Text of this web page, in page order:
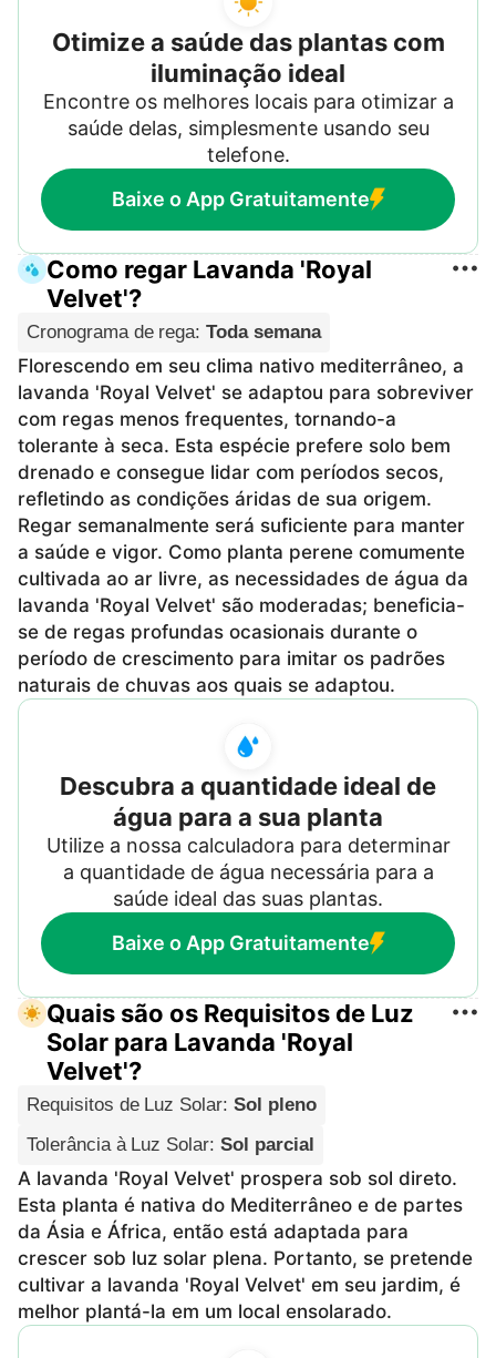
Otimize a saúde das plantas com
iluminação ideal
Encontre os melhores locais para otimizar a
saúde delas, simplesmente usando seu
telefone.
Baixe o App Gratuitamente
Como regar Lavanda 'Royal
Velvet'?
Cronograma de rega: Toda semana
Florescendo em seu clima nativo mediterrâneo, a
lavanda 'Royal Velvet' se adaptou para sobreviver
com regas menos frequentes, tornando-a
tolerante à seca. Esta espécie prefere solo bem
drenado e consegue lidar com períodos secos,
refletindo as condições áridas de sua origem.
Regar semanalmente será suficiente para manter
a saúde e vigor. Como planta perene comumente
cultivada ao ar livre, as necessidades de água da
lavanda 'Royal Velvet' são moderadas; beneficia-
se de regas profundas ocasionais durante o
período de crescimento para imitar os padrões
naturais de chuvas aos quais se adaptou.
Descubra a quantidade ideal de
água para a sua planta
Utilize a nossa calculadora para determinar
a quantidade de água necessária para a
saúde ideal das suas plantas.
Baixe o App Gratuitamente
Quais são os Requisitos de Luz
Solar para Lavanda 'Royal
Velvet'?
Requisitos de Luz Solar: Sol pleno
Tolerância à Luz Solar: Sol parcial
A lavanda 'Royal Velvet' prospera sob sol direto.
Esta planta é nativa do Mediterrâneo e de partes
da Ásia e África, então está adaptada para
crescer sob luz solar plena. Portanto, se pretende
cultivar a lavanda 'Royal Velvet' em seu jardim, é
melhor plantá-la em um local ensolarado.